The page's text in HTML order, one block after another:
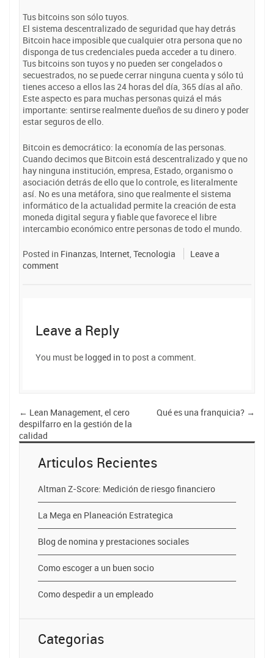
Tus bitcoins son sólo tuyos.
El sistema descentralizado de seguridad que hay detrás
Bitcoin hace imposible que cualquier otra persona que no
disponga de tus credenciales pueda acceder a tu dinero.
Tus bitcoins son tuyos y no pueden ser congelados o
secuestrados, no se puede cerrar ninguna cuenta y sólo tú
tienes acceso a ellos las 24 horas del día, 365 días al año.
Este aspecto es para muchas personas quizá el más
importante: sentirse realmente dueños de su dinero y poder
estar seguros de ello.
Bitcoin es democrático: la economía de las personas.
Cuando decimos que Bitcoin está descentralizado y que no
hay ninguna institución, empresa, Estado, organismo o
asociación detrás de ello que lo controle, es literalmente
así. No es una metáfora, sino que realmente el sistema
informático de la actualidad permite la creación de esta
moneda digital segura y fiable que favorece el libre
intercambio económico entre personas de todo el mundo.
Posted in Finanzas, Internet,Tecnologia
Leave a
comment
Leave a Reply
You must be logged in to post a comment.
← Lean Management, el cero
despilfarro en la gestión de la
calidad
Qué es una franquicia? →
Articulos Recientes
Altman Z-Score: Medición de riesgo financiero
La Mega en Planeación Estrategica
Blog de nomina y prestaciones sociales
Como escoger a un buen socio
Como despedir a un empleado
Categorias